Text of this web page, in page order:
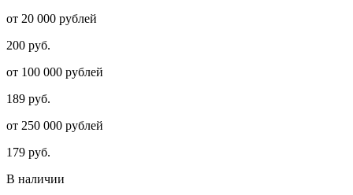
от 20 000 рублей
200 руб.
от 100 000 рублей
189 руб.
от 250 000 рублей
179 руб.
В наличии